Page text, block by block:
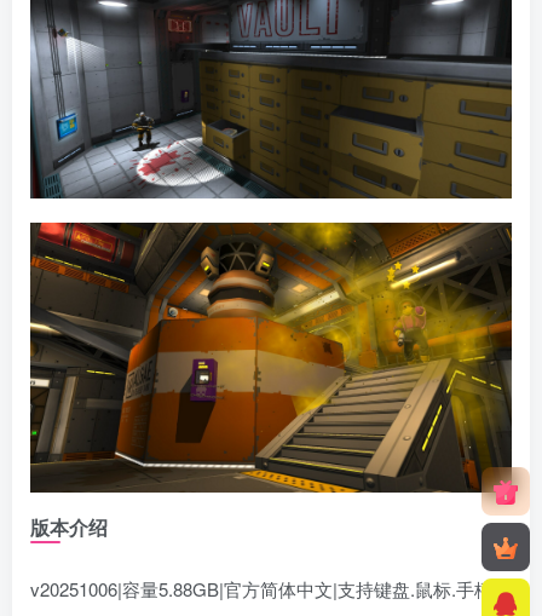
版本介绍
v20251006|容量5.88GB|官方简体中文|支持键盘.鼠标.手柄